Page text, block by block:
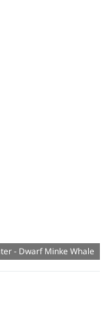
- Dwarf Minke Whale